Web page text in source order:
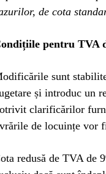
de cota
pentru TVA
sunt
și introduc un
clarificărilor
de locuințe vor
redusă de TVA de